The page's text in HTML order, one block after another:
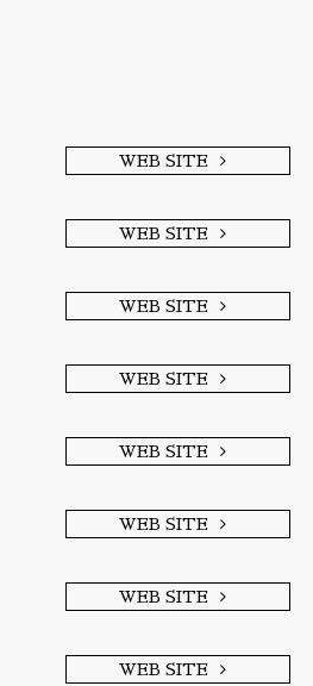
WEB SITE
WEB SITE
WEB SITE
WEB SITE
WEB SITE
WEB SITE
WEB SITE
WEB SITE